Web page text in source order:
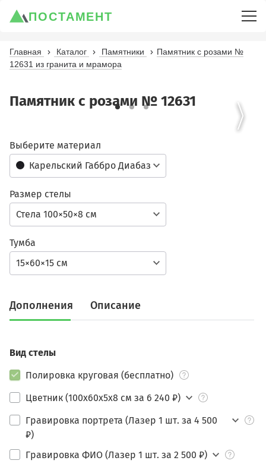
ПОСТАМЕНТ
Главная Каталог Памятники
Памятник с розами №
12631 из гранита и мрамора
Памятник с розами № 12631
Карельский Габбро Диабаз
Выберите материал
Стела 100×50×8 см
Размер стелы
15×60×15 см
Тумба
Дополнения Описание
Вид стелы
Полировка круговая (бесплатно)
Цветник (100х60х5х8 см за 6 240 ₽)
Гравировка портрета (Лазер 1 шт. за 4 500
₽)
Гравировка ФИО (Лазер 1 шт. за 2 500 ₽)